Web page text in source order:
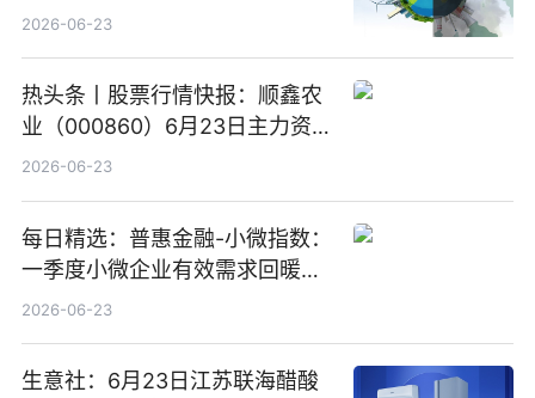
气 传承农耕文化” 宣传活动
2026-06-23
热头条丨股票行情快报：顺鑫农
业（000860）6月23日主力资
金净卖出388.22万元
2026-06-23
每日精选：普惠金融-小微指数：
一季度小微企业有效需求回暖，
金融服务迈向可持续发展新阶段
2026-06-23
生意社：6月23日江苏联海醋酸